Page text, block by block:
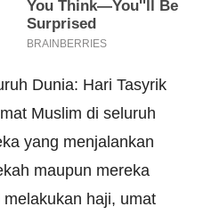
Dunia: Hari Tasyrik
Muslim di seluruh
yang menjalankan
maupun mereka
haji, umat